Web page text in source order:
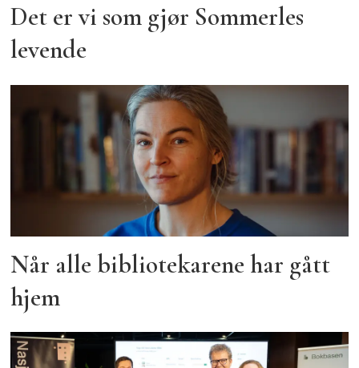
Det er vi som gjør Sommerles
levende
Når alle bibliotekarene har gått
hjem